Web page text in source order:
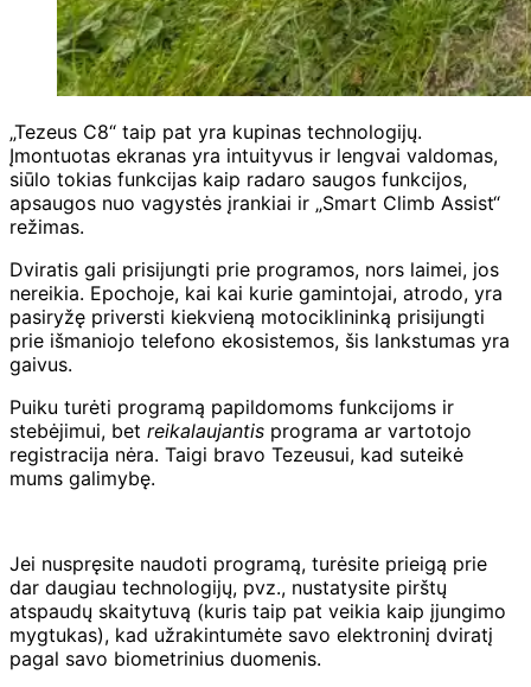
„Tezeus C8“ taip pat yra kupinas technologijų.
Įmontuotas ekranas yra intuityvus ir lengvai valdomas,
siūlo tokias funkcijas kaip radaro saugos funkcijos,
apsaugos nuo vagystės įrankiai ir „Smart Climb Assist“
režimas.
Dviratis gali prisijungti prie programos, nors laimei, jos
nereikia. Epochoje, kai kai kurie gamintojai, atrodo, yra
pasiryžę priversti kiekvieną motociklininką prisijungti
prie išmaniojo telefono ekosistemos, šis lankstumas yra
gaivus.
Puiku turėti programą papildomoms funkcijoms ir
stebėjimui, bet reikalaujantis programa ar vartotojo
registracija nėra. Taigi bravo Tezeusui, kad suteikė
mums galimybę.
Jei nuspręsite naudoti programą, turėsite prieigą prie
dar daugiau technologijų, pvz., nustatysite pirštų
atspaudų skaitytuvą (kuris taip pat veikia kaip įjungimo
mygtukas), kad užrakintumėte savo elektroninį dviratį
pagal savo biometrinius duomenis.